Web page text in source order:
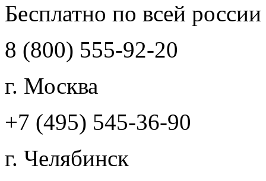
Бесплатно по всей россии
8 (800) 555-92-20
г. Москва
+7 (495) 545-36-90
г. Челябинск